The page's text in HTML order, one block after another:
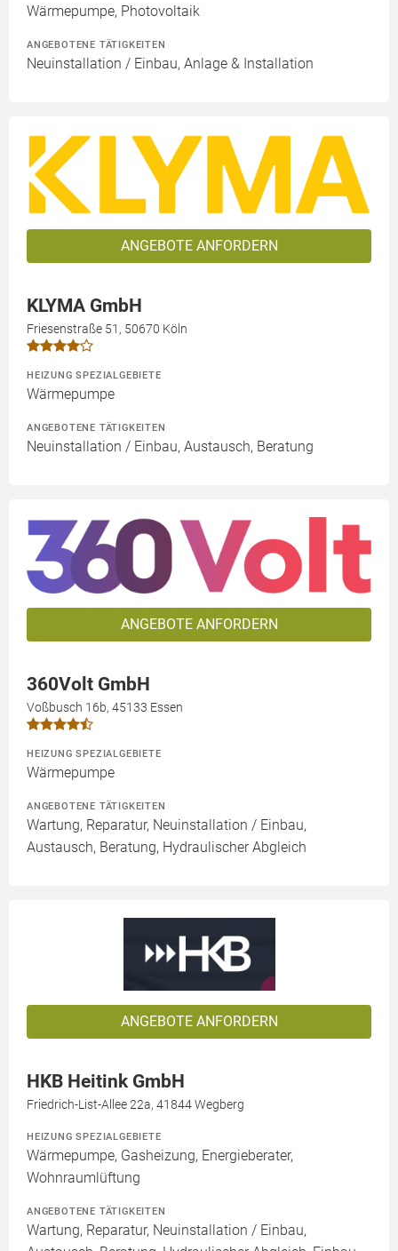
Wärmepumpe, Photovoltaik
ANGEBOTENE TÄTIGKEITEN
Neuinstallation / Einbau, Anlage & Installation
ANGEBOTE ANFORDERN
KLYMA GmbH
Friesenstraße 51, 50670 Köln
HEIZUNG SPEZIALGEBIETE
Wärmepumpe
ANGEBOTENE TÄTIGKEITEN
Neuinstallation / Einbau, Austausch, Beratung
ANGEBOTE ANFORDERN
360Volt GmbH
Voßbusch 16b, 45133 Essen
HEIZUNG SPEZIALGEBIETE
Wärmepumpe
ANGEBOTENE TÄTIGKEITEN
Wartung, Reparatur, Neuinstallation / Einbau,
Austausch, Beratung, Hydraulischer Abgleich
ANGEBOTE ANFORDERN
HKB Heitink GmbH
Friedrich-List-Allee 22a, 41844 Wegberg
HEIZUNG SPEZIALGEBIETE
Wärmepumpe, Gasheizung, Energieberater,
Wohnraumlüftung
ANGEBOTENE TÄTIGKEITEN
Wartung, Reparatur, Neuinstallation / Einbau,